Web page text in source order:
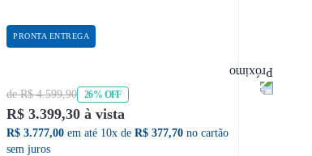
PRONTA ENTREGA
de R$ 4.599,90 26% OFF
R$ 3.399,30 à vista
R$ 3.777,00 em até 10x de R$ 377,70 no cartão
sem juros
de R$